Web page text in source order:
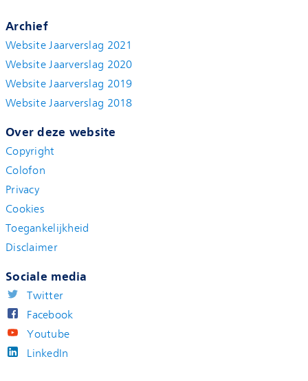
Archief
Website Jaarverslag 2021
Website Jaarverslag 2020
Website Jaarverslag 2019
Website Jaarverslag 2018
Over deze website
Copyright
Colofon
Privacy
Cookies
Toegankelijkheid
Disclaimer
Sociale media
Twitter
Facebook
Youtube
LinkedIn